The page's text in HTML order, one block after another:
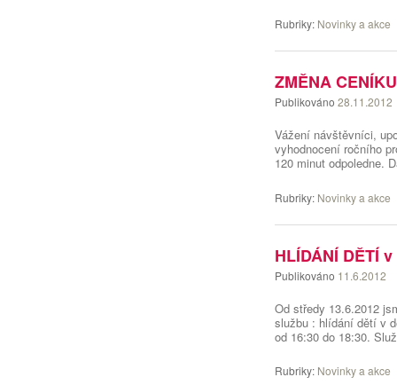
Rubriky: Novinky a akce
ZMĚNA
Publikováno28.11.2012
Vážení návštěvníci,
vyhodnocení ročního
120 minut odpoledne.
Rubriky: Novinky a akce
HLÍDÁNÍ DĚTÍ
Publikováno 11.6.2012
Od středy 13.6.2012
službu : hlídání dětí v
od 16:30 do 18:30.
Rubriky: Novinky a akce